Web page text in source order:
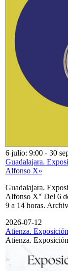
6 julio: 9:00 - 30
Guadalajara.
Alfonso X»
Guadalajara.
Alfonso X" Del 6
9 a 14 horas.
2026-07-12
Atienza.
Atienza.